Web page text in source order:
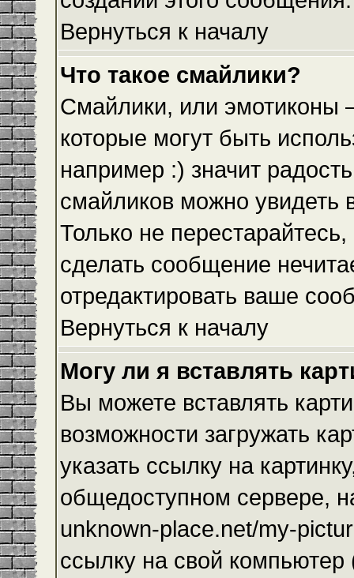
Вернуться к началу
Что такое смайлики?
Смайлики, или эмотиконы
которые могут быть
например :) значит
смайликов можно
Только не
сделать сообщение
отредактировать ваше
Вернуться к началу
Могу ли я вставлять
Вы можете вставлять
возможности загружать
указать ссылку на
общедоступном сервере,
unknown-place.net/my-
ссылку на свой компьютер